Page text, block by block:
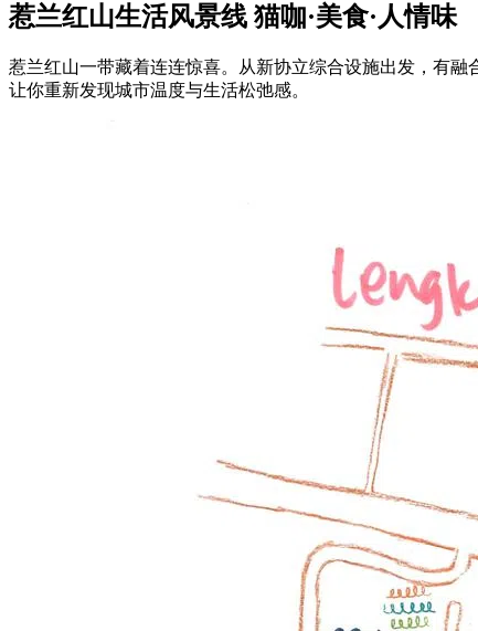
惹兰红山生活风景线 猫咖·美食·人情味
惹兰红山一带藏着连连惊喜。从新协立综合设施出发，有
让你重新发现城市温度与生活松弛感。